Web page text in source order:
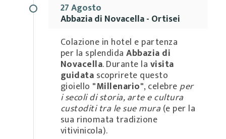
27 Agosto
Abbazia di Novacella - Ortisei
Colazione in hotel e partenza
per la splendidaAbbazia di
Novacella. Durante la visita
guidata scoprirete questo
gioiello "Millenario", celebreper
i secoli di storia, arte e cultura
custoditi tra le sue mura(e per la
sua rinomata tradizione
vitivinicola).